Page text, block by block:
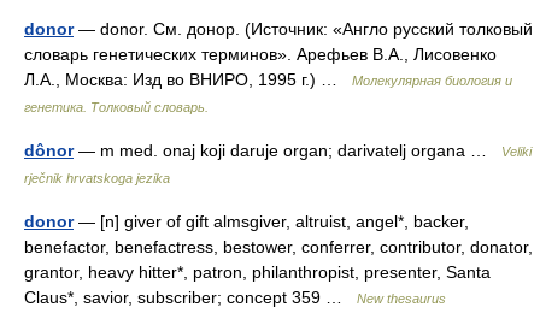
donor— donor. См. донор. (Источник: «Англо русский толковый
словарь генетических терминов». Арефьев В.А., Лисовенко
Л.А., Москва: Изд во ВНИРО, 1995 г.) …
Молекулярная биология и
генетика. Толковый словарь.
dônor— m med. onaj koji daruje organ; darivatelj organa …
Veliki
rječnik hrvatskoga jezika
donor— [n] giver of gift almsgiver, altruist, angel*, backer,
benefactor, benefactress, bestower, conferrer, contributor, donator,
grantor, heavy hitter*, patron, philanthropist, presenter, Santa
Claus*, savior, subscriber; concept 359 …
New thesaurus